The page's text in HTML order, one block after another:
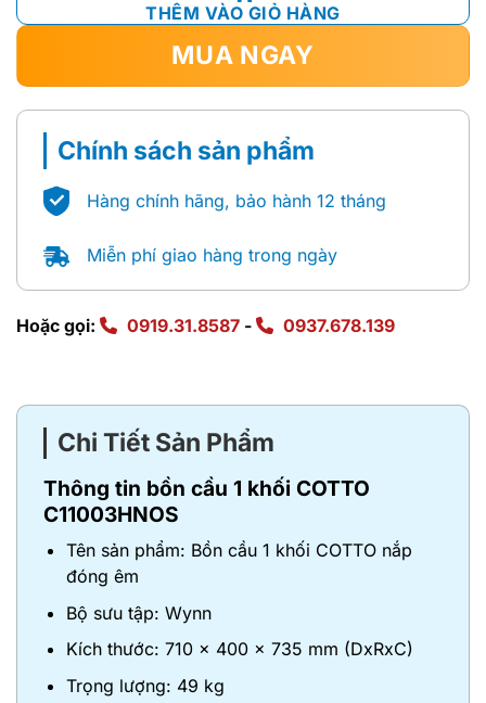
THÊM VÀO GIỎ HÀNG
MUA NGAY
Chính sách sản phẩm
Hàng chính hãng, bảo hành 12 tháng
Miễn phí giao hàng trong ngày
Hoặc gọi: 0919.31.8587 - 0937.678.139
Chi Tiết Sản Phẩm
Thông tin bồn cầu 1 khối COTTO
C11003HNOS
Tên sản phẩm: Bồn cầu 1 khối COTTO nắp
đóng êm
Bộ sưu tập: Wynn
Kích thước: 710 x 400 x 735 mm (DxRxC)
Trọng lượng: 49 kg